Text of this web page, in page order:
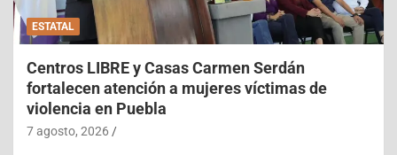
ESTATAL
Centros LIBRE y Casas Carmen Serdán
fortalecen atención a mujeres víctimas de
violencia en Puebla
7 agosto, 2026